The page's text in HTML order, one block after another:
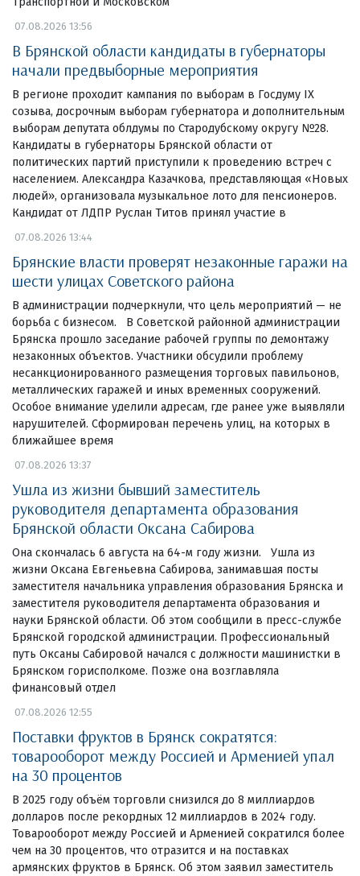
07.08.2026 13:56
В Брянской области кандидаты в губернаторы
начали предвыборные мероприятия
В регионе проходит кампания по выборам в Госдуму IX
созыва, досрочным выборам губернатора и дополнительным
выборам депутата облдумы по Стародубскому округу №28.
Кандидаты в губернаторы Брянской области от
политических партий приступили к проведению встреч с
населением. Александра Казачкова, представляющая «Новых
людей», организовала музыкальное лото для пенсионеров.
Кандидат от ЛДПР Руслан Титов принял участие в
07.08.2026 13:44
Брянские власти проверят незаконные гаражи на
шести улицах Советского района
В администрации подчеркнули, что цель мероприятий — не
борьба с бизнесом. В Советской районной администрации
Брянска прошло заседание рабочей группы по демонтажу
незаконных объектов. Участники обсудили проблему
несанкционированного размещения торговых павильонов,
металлических гаражей и иных временных сооружений.
Особое внимание уделили адресам, где ранее уже выявляли
нарушителей. Сформирован перечень улиц, на которых в
ближайшее время
07.08.2026 13:37
Ушла из жизни бывший заместитель
руководителя департамента образования
Брянской области Оксана Сабирова
Она скончалась 6 августа на 64-м году жизни. Ушла из
жизни Оксана Евгеньевна Сабирова, занимавшая посты
заместителя начальника управления образования Брянска и
заместителя руководителя департамента образования и
науки Брянской области. Об этом сообщили в пресс-службе
Брянской городской администрации. Профессиональный
путь Оксаны Сабировой начался с должности машинистки в
Брянском горисполкоме. Позже она возглавляла
финансовый отдел
07.08.2026 12:55
Поставки фруктов в Брянск сократятся:
товарооборот между Россией и Арменией упал
на 30 процентов
В 2025 году объём торговли снизился до 8 миллиардов
долларов после рекордных 12 миллиардов в 2024 году.
Товарооборот между Россией и Арменией сократился более
чем на 30 процентов, что отразится и на поставках
армянских фруктов в Брянск. Об этом заявил заместитель